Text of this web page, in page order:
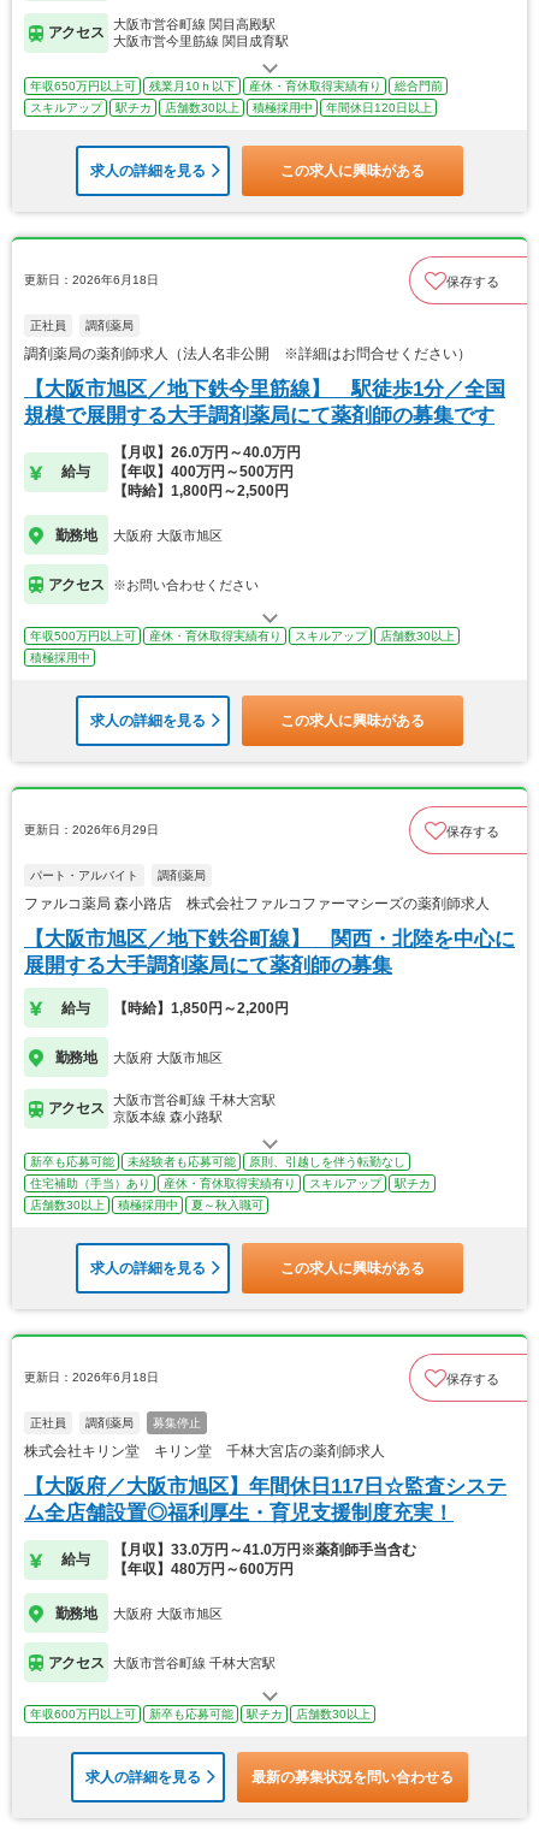
アクセス
大阪市営谷町線 関目高殿駅
大阪市営今里筋線 関目成育駅
年収650万円以上可 残業月10ｈ以下 産休・育休取得実績有り
総合門前
スキルアップ
駅チカ 店舗数30以上 積極採用中 年間休日120日以上
求人の詳細を見る この求人に興味がある
更新日：2026年6月18日 保存する
正社員 調剤薬局
調剤薬局の薬剤師求人（法人名非公開 ※詳細はお問合せください）
【大阪市旭区／地下鉄今里筋線】 駅徒歩1分／全国
規模で展開する大手調剤薬局にて薬剤師の募集です
給与
【月収】26.0万円～40.0万円
【年収】400万円～500万円
【時給】1,800円～2,500円
勤務地 大阪府 大阪市旭区
アクセス ※お問い合わせください
年収500万円以上可 産休・育休取得実績有り スキルアップ
店舗数30以上
積極採用中
求人の詳細を見る この求人に興味がある
更新日：2026年6月29日 保存する
パート・アルバイト 調剤薬局
ファルコ薬局 森小路店 株式会社ファルコファーマシーズの薬剤師求人
【大阪市旭区／地下鉄谷町線】 関西・北陸を中心に
展開する大手調剤薬局にて薬剤師の募集
給与 【時給】1,850円～2,200円
勤務地 大阪府 大阪市旭区
アクセス
大阪市営谷町線 千林大宮駅
京阪本線 森小路駅
新卒も応募可能 未経験者も応募可能
原則、引越しを伴う転勤なし
住宅補助（手当）あり
産休・育休取得実績有り スキルアップ
駅チカ
店舗数30以上
積極採用中 夏～秋入職可
求人の詳細を見る この求人に興味がある
更新日：2026年6月18日 保存する
正社員 調剤薬局 募集停止
株式会社キリン堂 キリン堂 千林大宮店の薬剤師求人
【大阪府／大阪市旭区】年間休日117日☆監査システ
ム全店舗設置◎福利厚生・育児支援制度充実！
給与
【月収】33.0万円～41.0万円※薬剤師手当含む
【年収】480万円～600万円
勤務地 大阪府 大阪市旭区
アクセス 大阪市営谷町線 千林大宮駅
年収600万円以上可 新卒も応募可能 駅チカ 店舗数30以上
求人の詳細を見る 最新の募集状況を問い合わせる